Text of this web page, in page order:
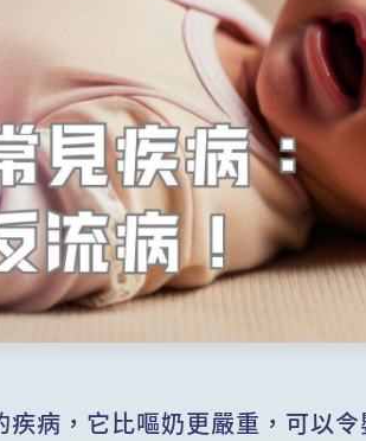
病，它比嘔奶更嚴重，可以